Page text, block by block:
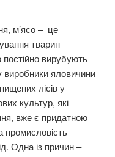
м’ясо – це
тварин
постійно вирубують
виробники яловичини
лісів у
культур, які
вже є придатною
промисловість
Одна із причин –